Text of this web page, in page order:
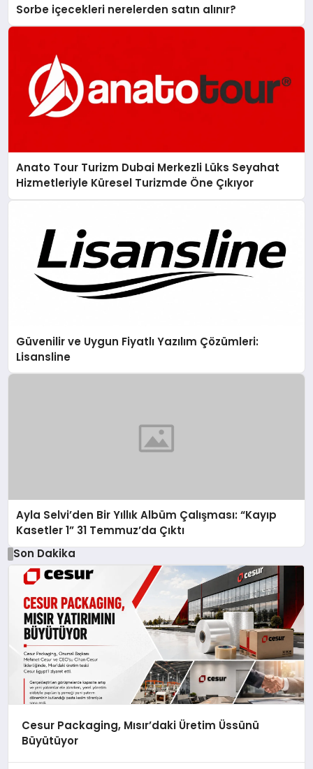
Sorbe içecekleri nerelerden satın alınır?
Anato Tour Turizm Dubai Merkezli Lüks Seyahat
Hizmetleriyle Küresel Turizmde Öne Çıkıyor
Güvenilir ve Uygun Fiyatlı Yazılım Çözümleri:
Lisansline
Ayla Selvi’den Bir Yıllık Albüm Çalışması: “Kayıp
Kasetler 1” 31 Temmuz’da Çıktı
Son Dakika
Cesur Packaging, Mısır’daki Üretim Üssünü
Büyütüyor